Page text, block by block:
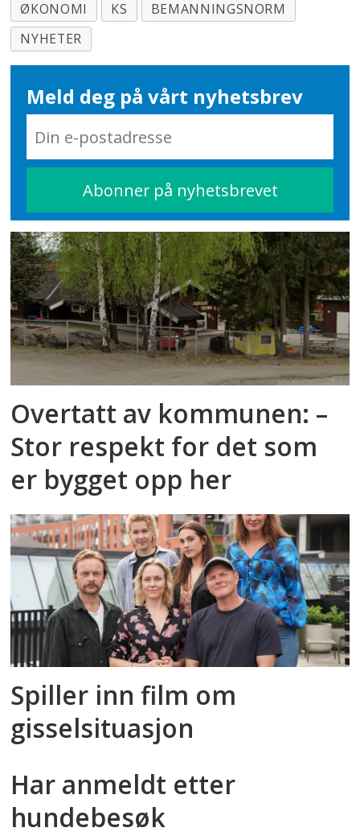
ØKONOMI KS
BEMANNINGSNORM
NYHETER
Meld deg på vårt nyhetsbrev
Overtatt av kommunen: –
Stor respekt for det som
er bygget opp her
Spiller inn film om
gisselsituasjon
Har anmeldt etter
hundebesøk